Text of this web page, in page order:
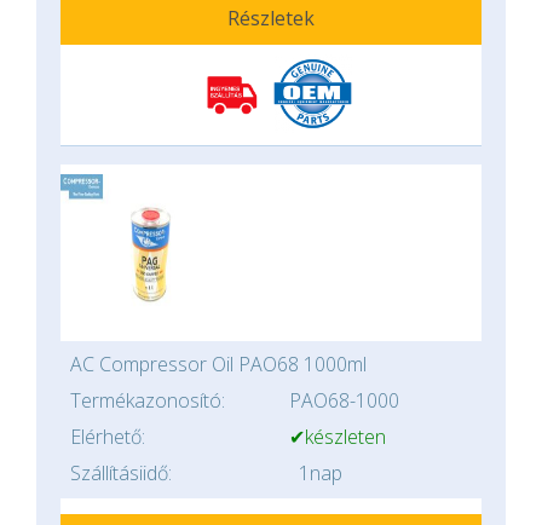
Részletek
AC Compressor Oil PAO68 1000ml
Termékazonosító:
PAO68-1000
Elérhető:
✔készleten
Szállításiidő:
1nap